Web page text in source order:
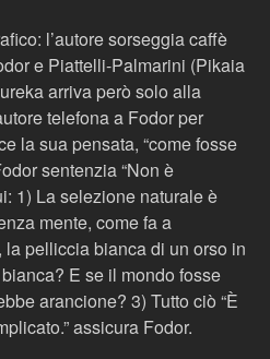
l’autore sorseggia caffè
e Piattelli-Palmarini (Pikaia
arriva però solo alla
telefona a Fodor per
la sua pensata, “come fosse
sentenzia “Non è
1) La selezione naturale è
mente, come fa a
pelliccia bianca di un orso in
E se il mondo fosse
arancione? 3) Tutto ciò “È
assicura Fodor.